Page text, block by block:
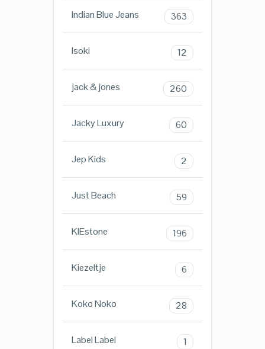
Indian Blue Jeans 363
Isoki 12
jack & jones 260
Jacky Luxury 60
Jep Kids 2
Just Beach 59
KIEstone 196
Kiezeltje 6
Koko Noko 28
Label Label 1